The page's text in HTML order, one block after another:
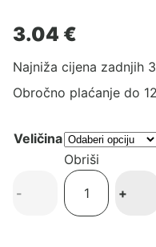
3.04 €
Najniža cijena zadnjih
Obročno plaćanje do
Veličina
Obriši
Bambiboo
ulošci
- +